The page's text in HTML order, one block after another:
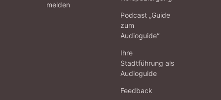
melden
Podcast „Guide
zum
Audioguide“
Ihre
Stadtführung als
Audioguide
Feedback